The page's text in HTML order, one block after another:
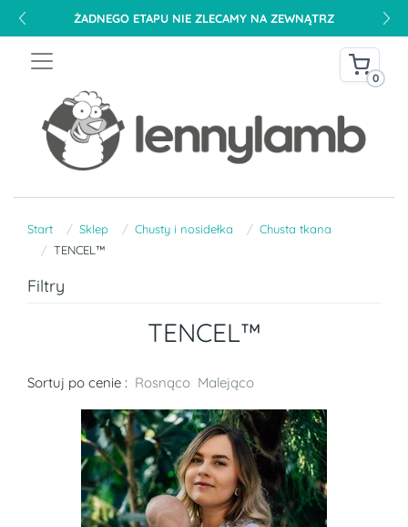
ŻADNEGO ETAPU NIE ZLECAMY NA ZEWNĄTRZ
0
Start Sklep Chusty i nosidełka
Chusta tkana
TENCEL™
Filtry
TENCEL™
Sortuj po cenie : Rosnąco Malejąco